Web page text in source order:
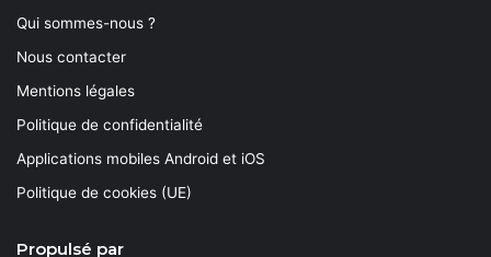
Qui sommes-nous ?
Nous contacter
Mentions légales
Politique de confidentialité
Applications mobiles Android et iOS
Politique de cookies (UE)
Propulsé par